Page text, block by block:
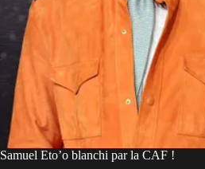
Samuel Eto’o blanchi par la CAF !